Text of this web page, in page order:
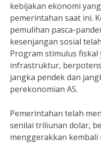
kebijakan ekonomi
pemerintahan saat ini.
pemulihan pasca-
kesenjangan sosial
Program stimulus fiskal
infrastruktur,
jangka pendek dan
perekonomian AS.
Pemerintahan telah
senilai triliunan dolar,
menggerakkan